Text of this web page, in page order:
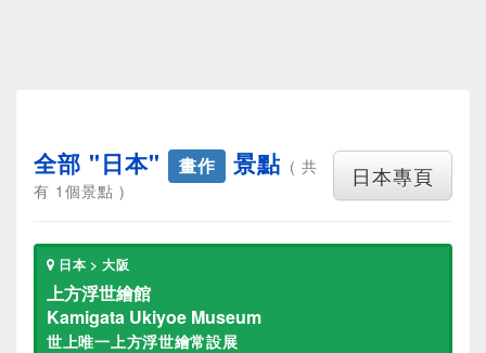
日本專頁
全部 "日本" 畫作 景點 ( 共
有 1個景點 )
日本 > 大阪
上方浮世繪館
Kamigata Ukiyoe Museum
世上唯一上方浮世繪常設展